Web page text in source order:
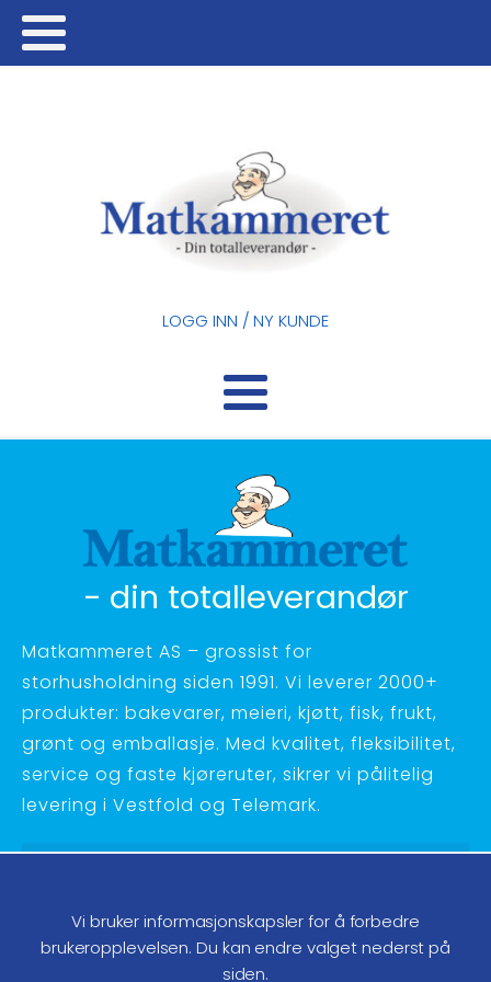
LOGG INN / NY KUNDE
- din totalleverandør
Matkammeret AS – grossist for
storhusholdning siden 1991. Vi leverer 2000+
produkter: bakevarer, meieri, kjøtt, fisk, frukt,
grønt og emballasje. Med kvalitet, fleksibilitet,
service og faste kjøreruter, sikrer vi pålitelig
levering i Vestfold og Telemark.
Telefon:
35 58 48 70
ordre@matkammeret.no
Vi bruker informasjonskapsler for å forbedre
brukeropplevelsen. Du kan endre valget nederst på
siden.